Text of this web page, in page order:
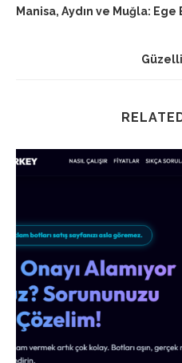
Manisa, Aydın ve Muğla: Ege